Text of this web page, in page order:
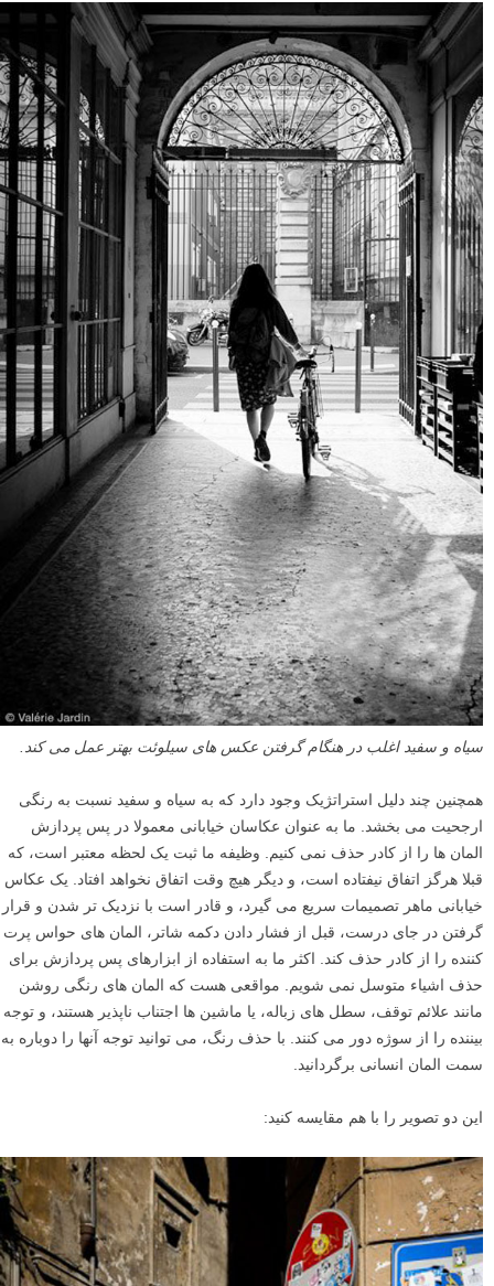
سیاه و سفید اغلب در هنگام گرفتن عکس های سیلوئت بهتر عمل می کند.
همچنین چند دلیل استراتژیک وجود دارد که به سیاه و سفید نسبت به رنگی
ارجحیت می بخشد. ما به عنوان عکاسان خیابانی معمولا در پس پردازش
المان ها را از کادر حذف نمی کنیم. وظیفه ما ثبت یک لحظه معتبر است، که
قبلا هرگز اتفاق نیفتاده است، و دیگر هیچ وقت اتفاق نخواهد افتاد. یک عکاس
خیابانی ماهر تصمیمات سریع می گیرد، و قادر است با نزدیک تر شدن و قرار
گرفتن در جای درست، قبل از فشار دادن دکمه شاتر، المان های حواس پرت
کننده را از کادر حذف کند. اکثر ما به استفاده از ابزارهای پس پردازش برای
حذف اشیاء متوسل نمی شویم. مواقعی هست که المان های رنگی روشن
مانند علائم توقف، سطل های زباله، یا ماشین ها اجتناب ناپذیر هستند، و توجه
بیننده را از سوژه دور می کنند. با حذف رنگ، می توانید توجه آنها را دوباره به
سمت المان انسانی برگردانید.
این دو تصویر را با هم مقایسه کنید: